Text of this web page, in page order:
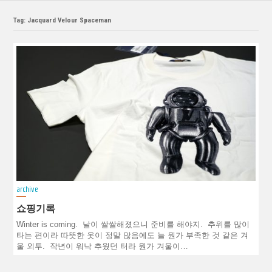
Tag: Jacquard Velour Spaceman
archive
쇼핑기록
Winter is coming. 날이 쌀쌀해졌으니 준비를 해야지. 추위를 많이
타는 편이라 따뜻한 옷이 정말 많음에도 늘 뭔가 부족한 것 같은 겨
울 외투. 작년이 워낙 추웠던 터라 뭔가 겨울이…